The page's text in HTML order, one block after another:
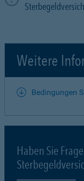
Weitere
Bedingungen
Haben Sie